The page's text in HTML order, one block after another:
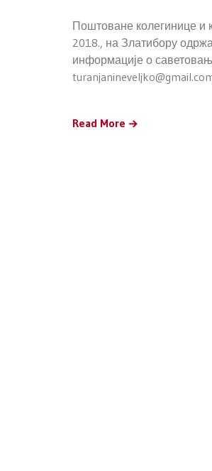
Поштоване колегинице и
2018., на Златибору
информације о
Read More